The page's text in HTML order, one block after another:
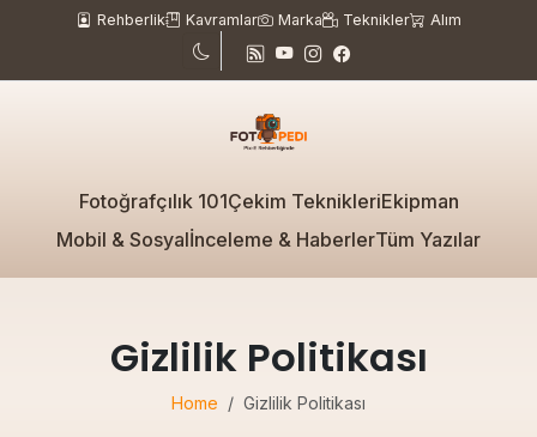
Rehberlik Kavramlar Marka Teknikler Alım
Fotoğrafçılık 101Çekim TeknikleriEkipman
Mobil & Sosyalİnceleme & HaberlerTüm Yazılar
Gizlilik Politikası
Home Gizlilik Politikası